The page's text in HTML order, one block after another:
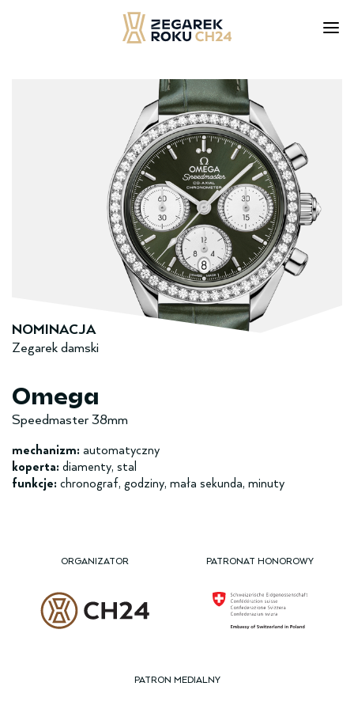
Omega
Speedmaster 38mm
mechanizm: automatyczny
koperta: diamenty, stal
funkcje: chronograf, godziny, mała sekunda, minuty
NOMINACJA
Zegarek damski
ORGANIZATOR PATRONAT HONOROWY
PATRON MEDIALNY